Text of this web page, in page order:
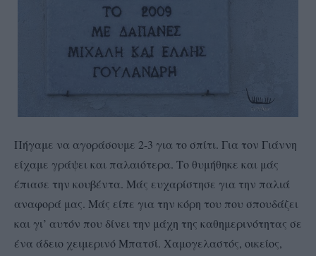
Πήγαμε να αγοράσουμε 2-3 για το σπίτι. Για τον Γιάννη
είχαμε γράψει και παλαιότερα. Το θυμήθηκε και μάς
έπιασε την κουβέντα. Μάς ευχαρίστησε για την παλιά
αναφορά μας. Μάς είπε για την κόρη του που σπουδάζει
και γι’ αυτόν που δίνει την μάχη της καθημερινότητας σε
ένα άδειο χειμερινό Μπατσί. Χαμογελαστός, οικείος,